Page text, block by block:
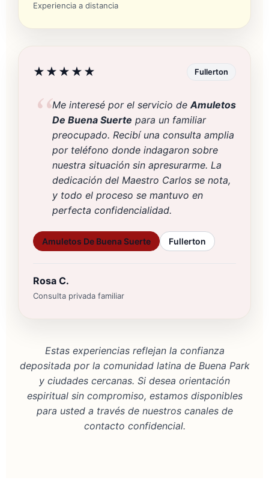
Experiencia a distancia
★★★★★ Fullerton
Me interesé por el servicio deAmuletos
De Buena Suerte para un familiar
preocupado. Recibí una consulta amplia
por teléfono donde indagaron sobre
nuestra situación sin apresurarme. La
dedicación del Maestro Carlos se nota,
y todo el proceso se mantuvo en
perfecta confidencialidad.
Amuletos De Buena Suerte Fullerton
Rosa C.
Consulta privada familiar
Estas experiencias reflejan la confianza
depositada por la comunidad latina de Buena Park
y ciudades cercanas. Si desea orientación
espiritual sin compromiso, estamos disponibles
para usted a través de nuestros canales de
contacto confidencial.